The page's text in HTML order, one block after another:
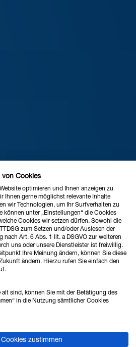
von Cookies
optimieren und Ihnen anzeigen zu
Ihnen gerne möglichst relevante Inhalte
wir Technologien, um Ihr Surfverhalten zu
können unter „Einstellungen“ die Cookies
Cookies wir setzen dürfen. Sowohl die
zum Setzen und/oder Auslesen der
Art. 6 Abs. 1 lit. a DSGVO zur weiteren
uns oder unsere Dienstleister ist freiwillig.
Ihre Meinung ändern, können Sie diese
ändern. Hierzu rufen Sie einfach den
sind, können Sie mit der Betätigung des
in die Nutzung sämtlicher Cookies
zustimmen